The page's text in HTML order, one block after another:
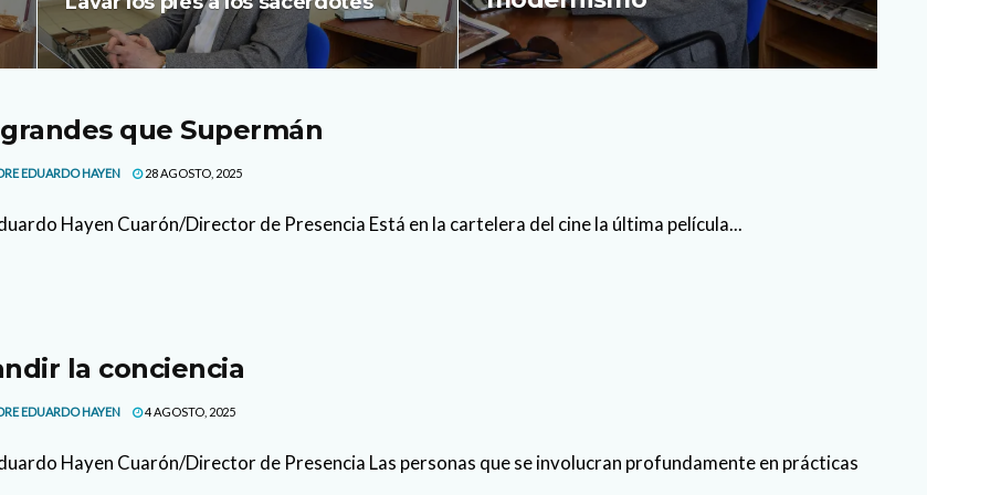
que Supermán
EDUARDO HAYEN 28 AGOSTO, 2025
Hayen Cuarón/Director de Presencia Está en la cartelera del cine la última película...
la conciencia
EDUARDO HAYEN 4 AGOSTO, 2025
Hayen Cuarón/Director de Presencia Las personas que se involucran profundamente en prácticas